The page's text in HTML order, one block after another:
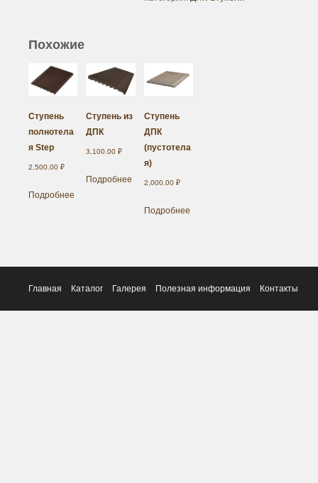
Похожие
Ступень
полнотела
я Step
2,500.00 ₽
Подробнее
Ступень из
ДПК
3,100.00₽
Подробнее
Ступень
ДПК
(пустотела
я)
2,000.00 ₽
Подробнее
Главная Каталог Галерея Полезная информация Контакты